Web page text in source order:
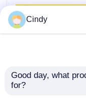
Fälle
Größe AA Batterie
Cindy
Good day, what
for?